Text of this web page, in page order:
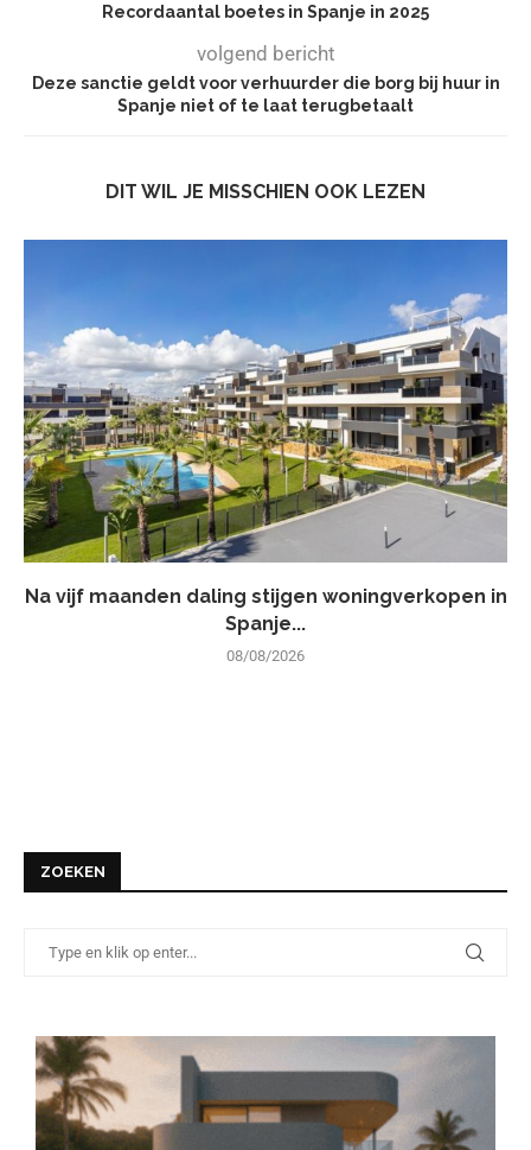
Recordaantal boetes in Spanje in 2025
volgend bericht
Deze sanctie geldt voor verhuurder die borg bij huur in
Spanje niet of te laat terugbetaalt
DIT WIL JE MISSCHIEN OOK LEZEN
Na vijf maanden daling stijgen woningverkopen in
Spanje...
08/08/2026
ZOEKEN